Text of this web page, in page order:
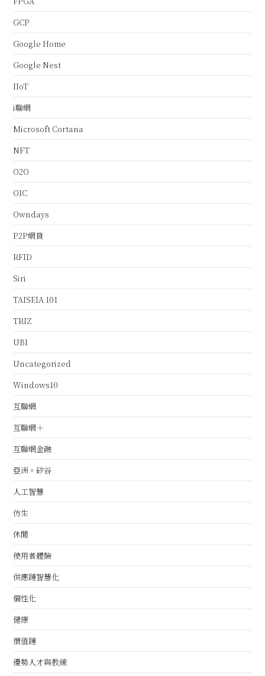
GCP
Google Home
Google Nest
IIoT
i聯網
Microsoft Cortana
NFT
O2O
OIC
Owndays
P2P網貸
RFID
Siri
TAISEIA 101
TRIZ
UBI
Uncategorized
Windows10
互聯網
互聯網＋
互聯網金融
亞洲。矽谷
人工智慧
仿生
休閒
使用者體驗
供應鏈智慧化
個性化
健康
價值鏈
優勢人才與教練